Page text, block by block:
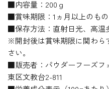
■内容量：200ｇ
■賞味期限：1ヵ月以上のもの
■保存方法：直射日光、高温
※開封後は賞味期限に関わら
さい。
■販売者：パウダーフーズ
東区文教台2-811